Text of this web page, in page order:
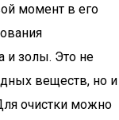
момент в его
и золы. Это не
веществ, но и
очистки можно